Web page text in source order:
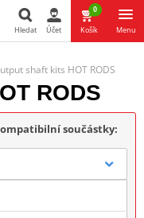
Hledat
Hledat Účet
0
Košík Menu
shaft kits HOT RODS
RODS
součástky: